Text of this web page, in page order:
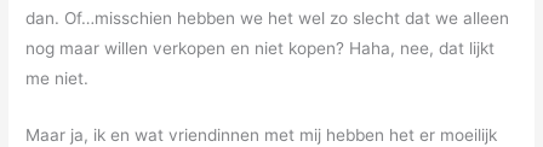
dan. Of…misschien hebben we het wel zo slecht dat we alleen
nog maar willen verkopen en niet kopen? Haha, nee, dat lijkt
me niet.
Maar ja, ik en wat vriendinnen met mij hebben het er moeilijk